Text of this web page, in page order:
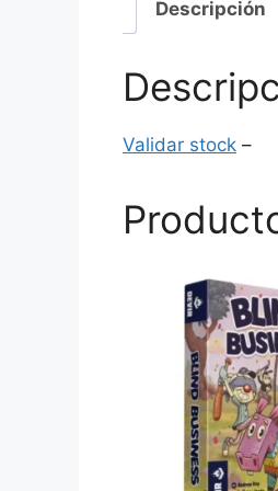
Descripción
Validar stock –